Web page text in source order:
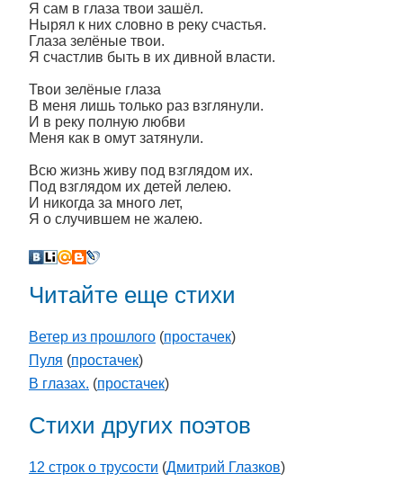
Я сам в глаза твои зашёл.
Нырял к них словно в реку счастья.
Глаза зелёные твои.
Я счастлив быть в их дивной власти.
Твои зелёные глаза
В меня лишь только раз взглянули.
И в реку полную любви
Меня как в омут затянули.
Всю жизнь живу под взглядом их.
Под взглядом их детей лелею.
И никогда за много лет,
Я о случившем не жалею.
Читайте еще стихи
Ветер из прошлого (простачек)
Пуля (простачек)
В глазах. (простачек)
Стихи других поэтов
12 строк о трусости (Дмитрий Глазков)